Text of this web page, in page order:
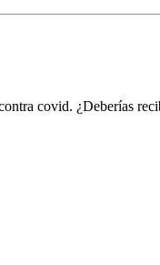
covid. ¿Deberías